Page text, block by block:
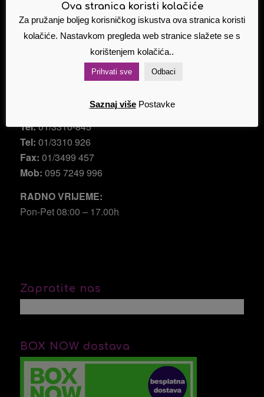
ŠPANSKO
Ante Topić Mimare 11a, 10 090 Zagreb
alfabet@alfabet.hr
0800 200 149
Tel:01/3310-845
Tel: 01/3310 926
Fax: 01/3499 457
Mob: 095 7249 996
RADNO VRIJEME:
Pon-Pet 08:00 – 17.00h
Zapratite nas
BOX NOW dostava
Ova stranica koristi kolačiće
Za pružanje boljeg korisničkog iskustva ova stranica koristi
kolačiće. Nastavkom pregleda web stranice slažete se s
korištenjem kolačića..
Prihvati sve Odbaci
Saznaj više Postavke